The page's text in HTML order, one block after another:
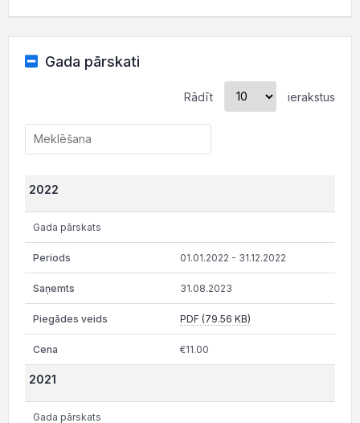
Gada pārskati
Rādīt ierakstus
2022
Gada pārskats
01.01.2022 - 31.12.2022
31.08.2023
PDF (79.56 KB)
€11.00
2021
Gada pārskats